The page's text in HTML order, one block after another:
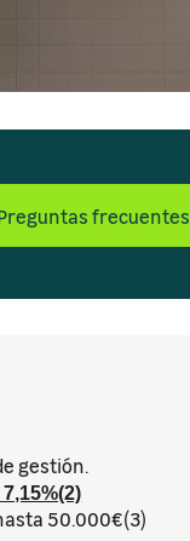
frecuentes
gestión.
50.000€(3)